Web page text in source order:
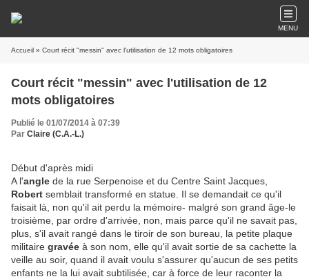
MENU
Accueil » Court récit "messin" avec l'utilisation de 12 mots obligatoires
Court récit "messin" avec l'utilisation de 12
mots obligatoires
Publié le 01/07/2014 à 07:39
Par Claire (C.A.-L.)
Début d'après midi
A l'angle de la rue Serpenoise et du Centre Saint Jacques,
Robert semblait transformé en statue. Il se demandait ce qu'il
faisait là, non qu'il ait perdu la mémoire- malgré son grand âge-le
troisième, par ordre d'arrivée, non, mais parce qu'il ne savait pas,
plus, s'il avait rangé dans le tiroir de son bureau, la petite plaque
militaire gravée à son nom, elle qu'il avait sortie de sa cachette la
veille au soir, quand il avait voulu s'assurer qu'aucun de ses petits
enfants ne la lui avait subtilisée, car à force de leur raconter la